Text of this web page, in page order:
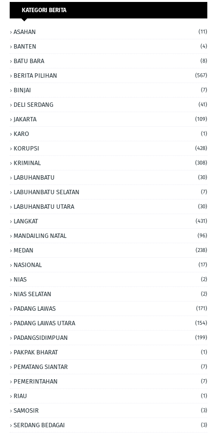
KATEGORI BERITA
ASAHAN (11)
BANTEN (4)
BATU BARA (8)
BERITA PILIHAN (567)
BINJAI (7)
DELI SERDANG (41)
JAKARTA (109)
KARO (1)
KORUPSI (428)
KRIMINAL (308)
LABUHANBATU (30)
LABUHANBATU SELATAN (7)
LABUHANBATU UTARA (30)
LANGKAT (431)
MANDAILING NATAL (96)
MEDAN (238)
NASIONAL (17)
NIAS (2)
NIAS SELATAN (2)
PADANG LAWAS (171)
PADANG LAWAS UTARA (154)
PADANGSIDIMPUAN (199)
PAKPAK BHARAT (1)
PEMATANG SIANTAR (7)
PEMERINTAHAN (7)
RIAU (1)
SAMOSIR (3)
SERDANG BEDAGAI (3)